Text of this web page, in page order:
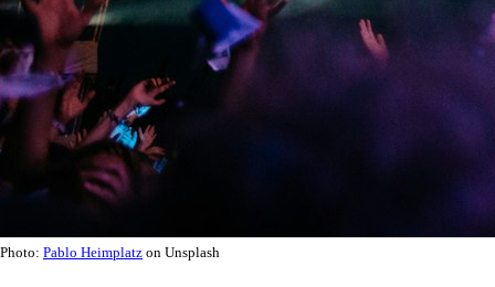
Photo: Pablo Heimplatz on Unsplash